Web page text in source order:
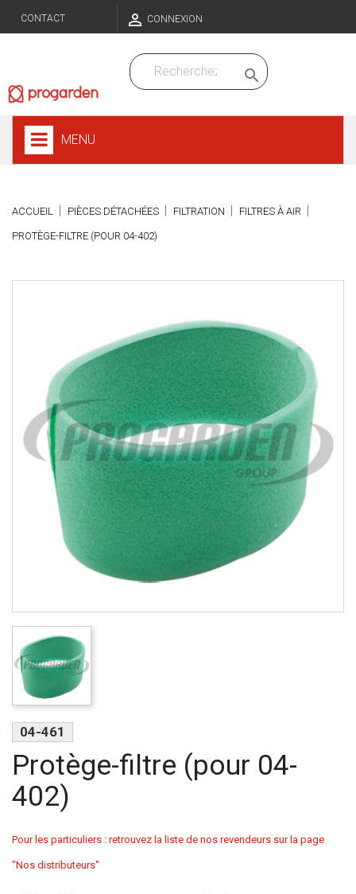
CONTACT  CONNEXION

MENU
ACCUEIL PIÈCES DÉTACHÉES FILTRATION FILTRES À AIR
PROTÈGE-FILTRE (POUR 04-402)
04-461
Protège-filtre (pour 04-
402)
Pour les particuliers : retrouvez la liste de nos revendeurs sur la page
"Nos distributeurs"